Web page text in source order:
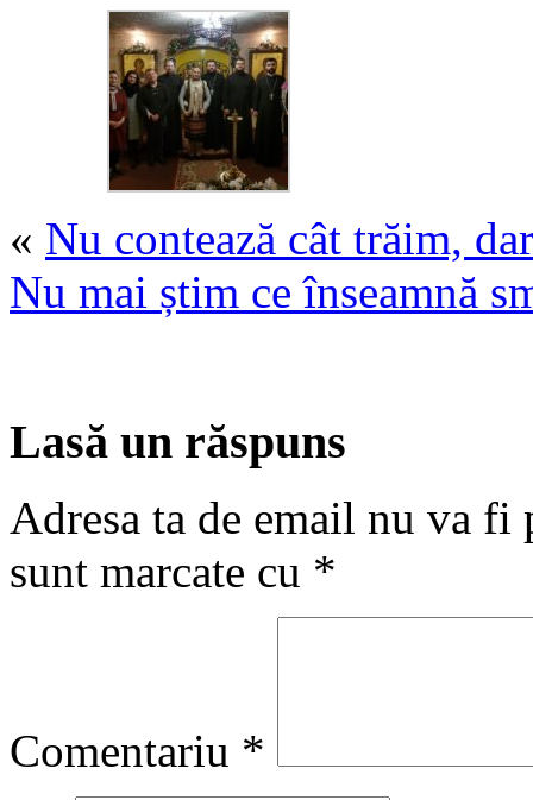
« Nu contează cât trăim,
Nu mai știm ce înseamnă
Lasă un răspuns
Adresa ta de email nu va fi
sunt marcate cu *
Comentariu *